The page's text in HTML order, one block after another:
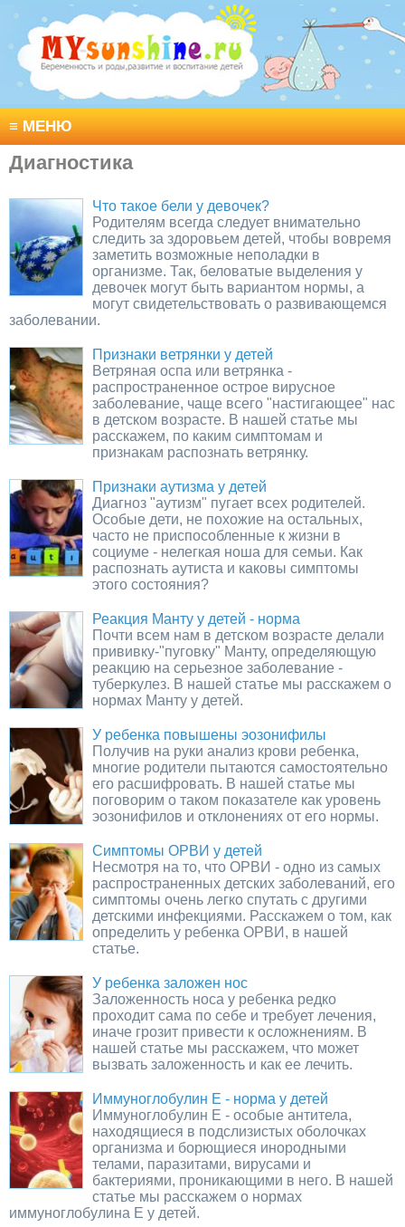
≡МЕНЮ
Диагностика
Что такое бели у девочек?
Родителям всегда следует внимательно
следить за здоровьем детей, чтобы вовремя
заметить возможные неполадки в
организме. Так, беловатые выделения у
девочек могут быть вариантом нормы, а
могут свидетельствовать о развивающемся
заболевании.
Признаки ветрянки у детей
Ветряная оспа или ветрянка -
распространенное острое вирусное
заболевание, чаще всего "настигающее" нас
в детском возрасте. В нашей статье мы
расскажем, по каким симптомам и
признакам распознать ветрянку.
Признаки аутизма у детей
Диагноз "аутизм" пугает всех родителей.
Особые дети, не похожие на остальных,
часто не приспособленные к жизни в
социуме - нелегкая ноша для семьи. Как
распознать аутиста и каковы симптомы
этого состояния?
Реакция Манту у детей - норма
Почти всем нам в детском возрасте делали
прививку-"пуговку" Манту, определяющую
реакцию на серьезное заболевание -
туберкулез. В нашей статье мы расскажем о
нормах Манту у детей.
У ребенка повышены эозонифилы
Получив на руки анализ крови ребенка,
многие родители пытаются самостоятельно
его расшифровать. В нашей статье мы
поговорим о таком показателе как уровень
эозонифилов и отклонениях от его нормы.
Симптомы ОРВИ у детей
Несмотря на то, что ОРВИ - одно из самых
распространенных детских заболеваний, его
симптомы очень легко спутать с другими
детскими инфекциями. Расскажем о том, как
определить у ребенка ОРВИ, в нашей
статье.
У ребенка заложен нос
Заложенность носа у ребенка редко
проходит сама по себе и требует лечения,
иначе грозит привести к осложнениям. В
нашей статье мы расскажем, что может
вызвать заложенность и как ее лечить.
Иммуноглобулин Е - норма у детей
Иммуноглобулин Е - особые антитела,
находящиеся в подслизистых оболочках
организма и борющиеся инородными
телами, паразитами, вирусами и
бактериями, проникающими в него. В нашей
статье мы расскажем о нормах
иммуноглобулина Е у детей.